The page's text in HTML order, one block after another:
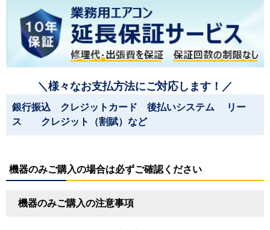
＼様々なお支払方法にご対応します！／
銀行振込 クレジットカード 後払いシステム リー
ス クレジット（割賦）など
機器のみご購入の場合は必ずご確認ください
機器のみご購入の注意事項